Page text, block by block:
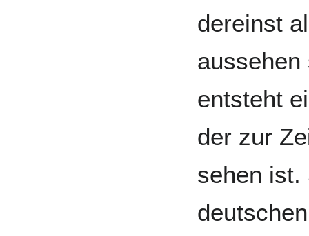
dereinst
entsteht
der zur
sehen ist.